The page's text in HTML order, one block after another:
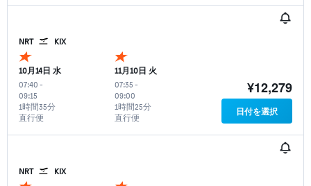
NRT KIX
10月14日 水
07:40 -
09:15
直行便
1時間35分
11月10日 火
07:35 -
09:00
直行便
1時間25分
¥12,279
日付を選択
NRT KIX